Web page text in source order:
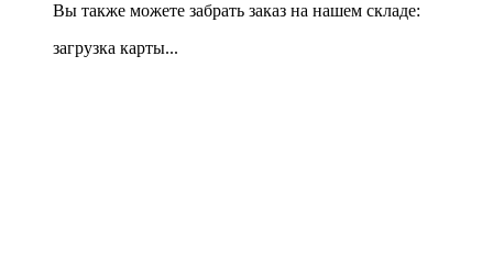
Вы также можете забрать заказ на нашем складе:
загрузка карты...